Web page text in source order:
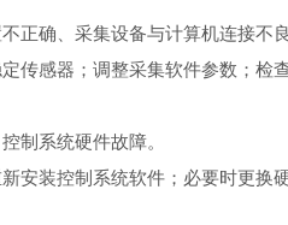
确、采集设备与计算机连接不良
感器；调整采集软件参数；检查
系统硬件故障。
装控制系统软件；必要时更换硬